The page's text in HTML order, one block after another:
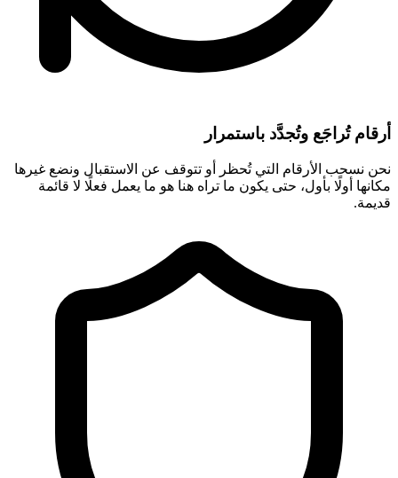
أرقام تُراجَع وتُجدَّد باستمرار
نحن نسحب الأرقام التي تُحظر أو تتوقف عن الاستقبال ونضع غيرها
مكانها أولًا بأول، حتى يكون ما تراه هنا هو ما يعمل فعلًا لا قائمة
قديمة.